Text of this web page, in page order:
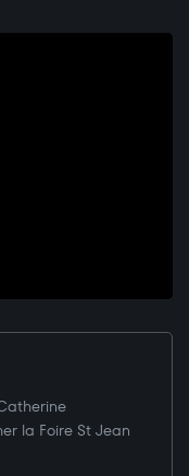
la Foire St Jean